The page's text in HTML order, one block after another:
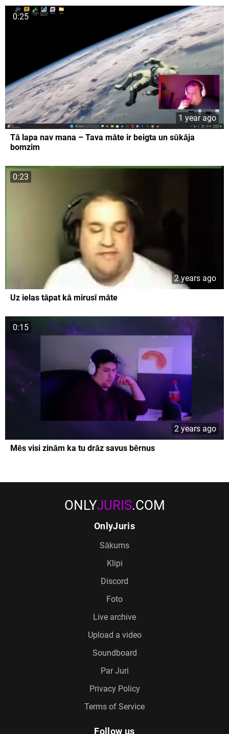
0:25
1 year ago
Tā lapa nav mana – Tava māte ir beigta un sūkāja
bomzim
0:23
2 years ago
Uz ielas tāpat kā mirusī māte
0:15
2 years ago
Mēs visi zinām ka tu drāz savus bērnus
ONLYJURIS.COM
OnlyJuris
Sākums
Klipi
Discord
Foto
Live archive
Upload a video
Soundboard
Par Juri
Privacy Policy
Terms of Service
Follow us